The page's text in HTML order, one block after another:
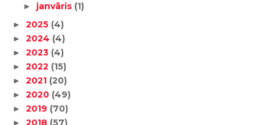
► janvāris (1)
► 2025 (4)
► 2024 (4)
► 2023 (4)
► 2022 (15)
► 2021 (20)
► 2020 (49)
► 2019 (70)
►